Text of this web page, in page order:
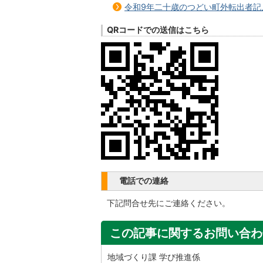
令和9年二十歳のつどい町外転出者記
QRコードでの送信はこちら
電話での連絡
下記問合せ先にご連絡ください。
この記事に関するお問い合
地域づくり課 学び推進係